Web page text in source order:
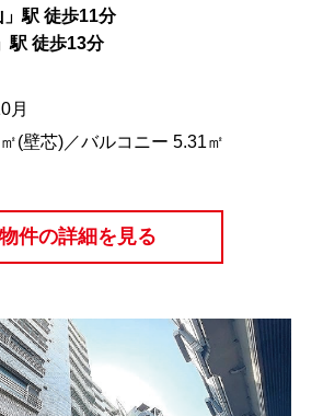
駅 徒歩11分
駅 徒歩13分
月
(壁芯)／バルコニー 5.31㎡
物件の詳細を見る